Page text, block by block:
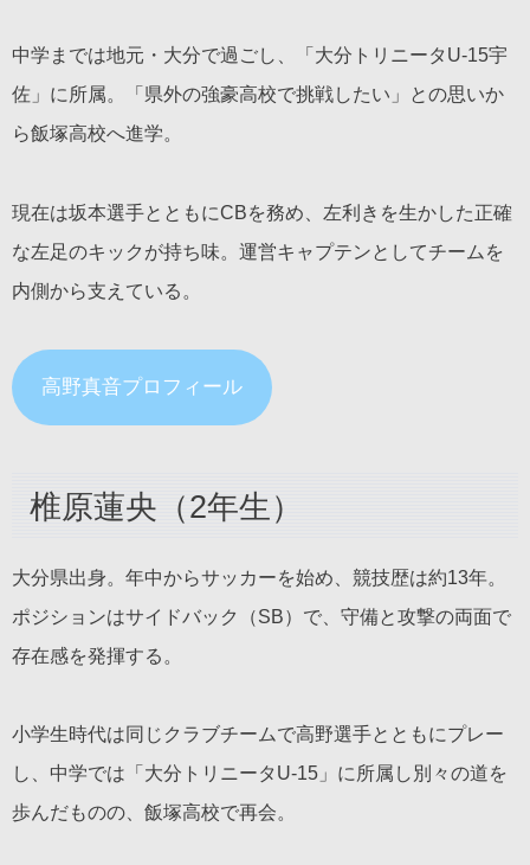
中学までは地元・大分で過ごし、「大分トリニータU-15宇
佐」に所属。「県外の強豪高校で挑戦したい」との思いか
ら飯塚高校へ進学。
現在は坂本選手とともにCBを務め、左利きを生かした正確
な左足のキックが持ち味。運営キャプテンとしてチームを
内側から支えている。
高野真音プロフィール
椎原蓮央（2年生）
大分県出身。年中からサッカーを始め、競技歴は約13年。
ポジションはサイドバック（SB）で、守備と攻撃の両面で
存在感を発揮する。
小学生時代は同じクラブチームで高野選手とともにプレー
し、中学では「大分トリニータU-15」に所属し別々の道を
歩んだものの、飯塚高校で再会。